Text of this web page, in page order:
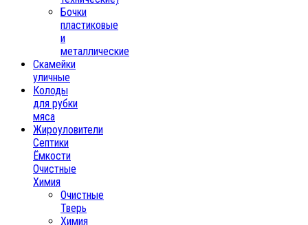
Бочки
пластиковые
и
металлические
Скамейки
уличные
Колоды
для рубки
мяса
Жироуловители
Септики
Ёмкости
Очистные
Химия
Очистные
Тверь
Химия